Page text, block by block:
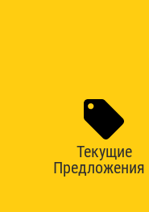
Текущие
Предложения